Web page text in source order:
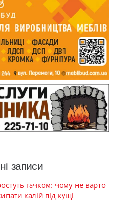
записи
гачком: чому не варто
калій під кущі